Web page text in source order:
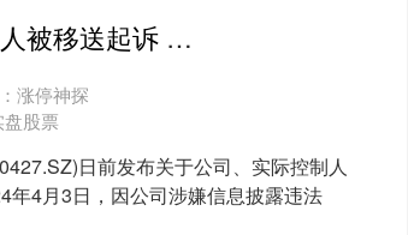
股票配资平台 红相股份实控人被移送起诉 欺诈发行项目中信建投保荐
涨停神探
股票
日前发布关于公司、实际控制人
年4月3日，因公司涉嫌信息披露违法